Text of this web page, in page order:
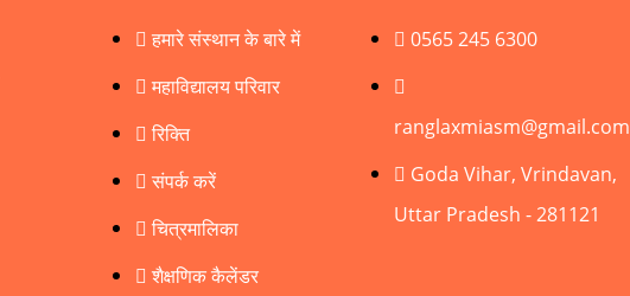
हमारे संस्थान के बारे में
महाविद्यालय परिवार
रिक्ति
संपर्क करें
चित्रमालिका
शैक्षणिक कैलेंडर
0565 245 6300
ranglaxmiasm@gmail.com
Goda Vihar, Vrindavan,
Uttar Pradesh - 281121